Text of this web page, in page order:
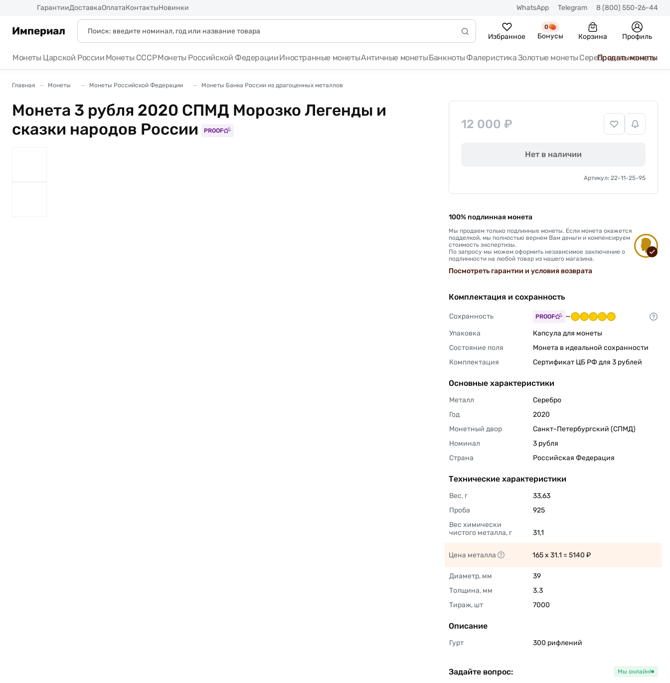
ГарантииДоставкаОплатаКонтактыНовинки WhatsApp Telegram 8 (800) 550-26-44
Империал Избранное
0
Бонусы Корзина Профиль
Монеты Царской России Монеты СССРМонеты Российской ФедерацииИностранные монетыАнтичные монетыБанкноты ФалеристикаЗолотые монеты Серебряные монеты
Продать монеты
Главная Монеты Монеты Российской Федерации Монеты Банка России из драгоценных металлов
Монета 3 рубля 2020 СПМД Морозко Легенды и
сказки народов России
PROOF 12 000 ₽
Нет в наличии
Артикул: 22-11-25-95
100% подлинная монета
Мы продаем только подлинные монеты. Если монета окажется
подделкой, мы полностью вернем Вам деньги и компенсируем
стоимость экспертизы.
По запросу мы можем оформить независимое заключение о
подлинности на любой товар из нашего магазина.
Посмотреть гарантии и условия возврата
Комплектация и сохранность
Сохранность PROOF
—
Упаковка
Капсула для монеты
Состояние поля
Монета в идеальной сохранности
Комплектация
Сертификат ЦБ РФ для 3 рублей
Основные характеристики
Металл
Серебро
Год
2020
Монетный двор
Санкт-Петербургский (СПМД)
Номинал
3 рубля
Страна
Российская Федерация
Технические характеристики
Вес, г
33,63
Проба
925
Вес химически
чистого металла, г
31,1
Цена металла 165 x 31.1 = 5140 ₽
Диаметр, мм
39
Толщина, мм
3.3
Тираж, шт
7000
Описание
Гурт 300 рифлений
Задайте вопрос: Мы онлайн!